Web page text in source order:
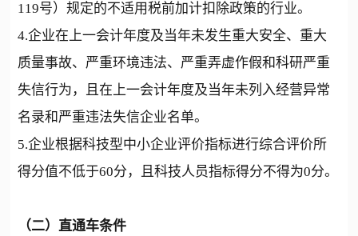
119号）规定的不适用税前加计扣除政策的行业。
4.企业在上一会计年度及当年未发生重大安全、重大
质量事故、严重环境违法、严重弄虚作假和科研严重
失信行为，且在上一会计年度及当年未列入经营异常
名录和严重违法失信企业名单。
5.企业根据科技型中小企业评价指标进行综合评价所
得分值不低于60分，且科技人员指标得分不得为0分。
（二）直通车条件